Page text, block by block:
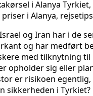
og Iran har i de
og har medført
med tilknytning til
opholder sig eller
er risikoen
sikkerheden i Tyrkiet?